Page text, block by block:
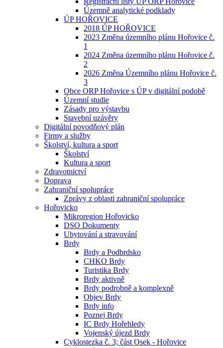
Územně analytické podklady
ÚP HOŘOVICE
2018 ÚP HOŘOVICE
2023 Změna územního plánu Hořovice č.
1
2024 Změna územního plánu Hořovice č.
2
2026 Změna Územního plánu Hořovice č.
3
Obce ORP Hořovice s ÚP v digitální podobě
Územní studie
Zásady pro výstavbu
Stavební uzávěry
Digitální povodňový plán
Firmy a služby
Školství, kultura a sport
Školství
Kultura a sport
Zdravotnictví
Doprava
Zahraniční spolupráce
Zprávy z oblasti zahraniční spolupráce
Hořovicko
Mikroregion Hořovicko
DSO Dokumenty
Ubytování a stravování
Brdy
Brdy a Podbrdsko
CHKO Brdy
Turistika Brdy
Brdy aktivně
Brdy podrobně a komplexně
Objev Brdy
Brdy info
Poznej Brdy
IC Brdy Hořehledy
Vojenský újezd Brdy
Cyklostezka č. 3; část Osek - Hořovice